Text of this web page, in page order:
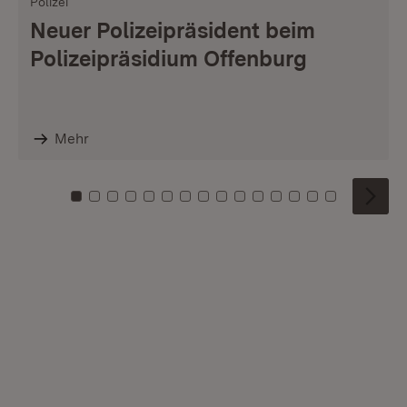
Neuer Polizeipräsident beim
Polizeipräsidium Offenburg
Mehr
Zu Kachel: 0
Zu Kachel: 1
Zu Kachel: 2
Zu Kachel: 3
Zu Kachel: 4
Zu Kachel: 5
Zu Kachel: 6
Zu Kachel: 7
Zu Kachel: 8
Zu Kachel: 9
Zu Kachel: 10
Zu Kachel: 11
Zu Kachel: 12
Zu Kachel:
Zu